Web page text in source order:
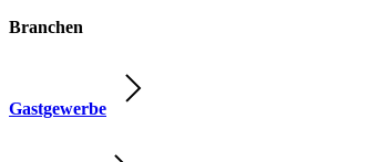
Branchen
Gastgewerbe